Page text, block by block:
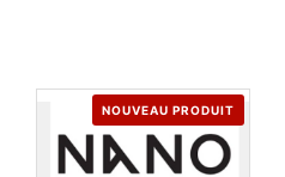
NOUVEAU PRODUIT